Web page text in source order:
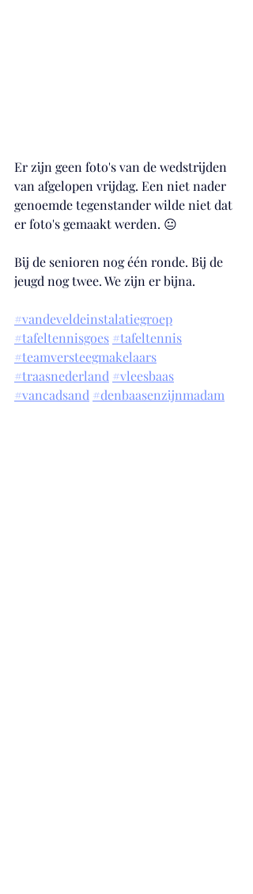
Er zijn geen foto's van de wedstrijden
van afgelopen vrijdag. Een niet nader
genoemde tegenstander wilde niet dat
er foto's gemaakt werden. 😐
Bij de senioren nog één ronde. Bij de
jeugd nog twee. We zijn er bijna.
#vandeveldeinstalatiegroep
#tafeltennisgoes #tafeltennis
#teamversteegmakelaars
#traasnederland #vleesbaas
#vancadsand #denbaasenzijnmadam